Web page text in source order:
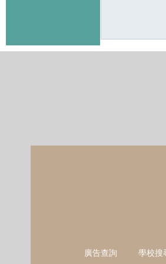
廣告查詢 學校搜